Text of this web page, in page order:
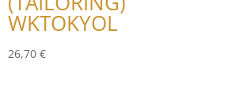
WKTOKYOL
26,70 €